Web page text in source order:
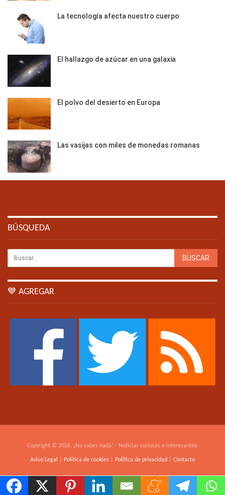
La tecnología afecta nuestro cuerpo
El hallazgo de azúcar en una galaxia
El polvo del desierto en Europa
Las vasijas con miles de monedas romanas
BÚSQUEDA
💙 AGREGAR
Copyright © 2026. ¡No sabes nada! - Noticias curiosas e interesantes.
Aviso Legal Política de cookies Política de privacidad Contacto